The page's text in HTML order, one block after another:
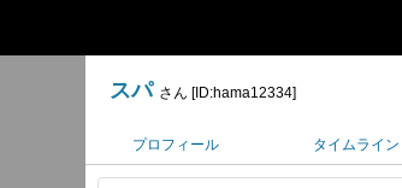
スパ さん [ID:hama12334]
プロフィール タイムライン